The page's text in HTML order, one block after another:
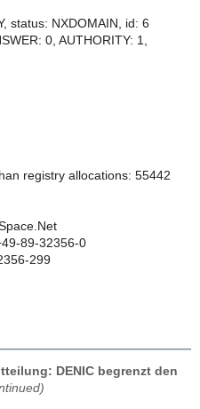
status: NXDOMAIN, id: 6
0, AUTHORITY: 1,
registry allocations: 55442
89-32356-0
299
DENIC begrenzt den